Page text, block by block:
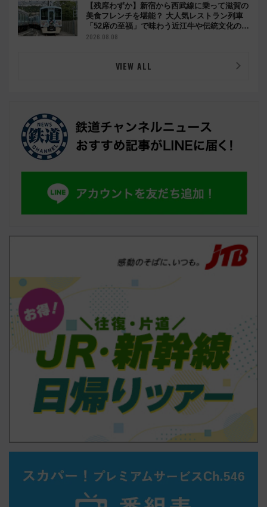
【残席わずか】新宿から西武線に乗って滋賀の
美食フレンチを堪能？ 大人気レストラン列車
「52席の至福」で味わう近江牛や伝統文化の特
別コラボ
2026.08.08
VIEW ALL